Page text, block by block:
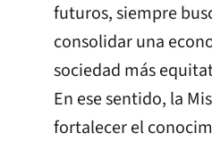
futuros, siempre
consolidar una
sociedad más
En ese sentido, la
fortalecer el